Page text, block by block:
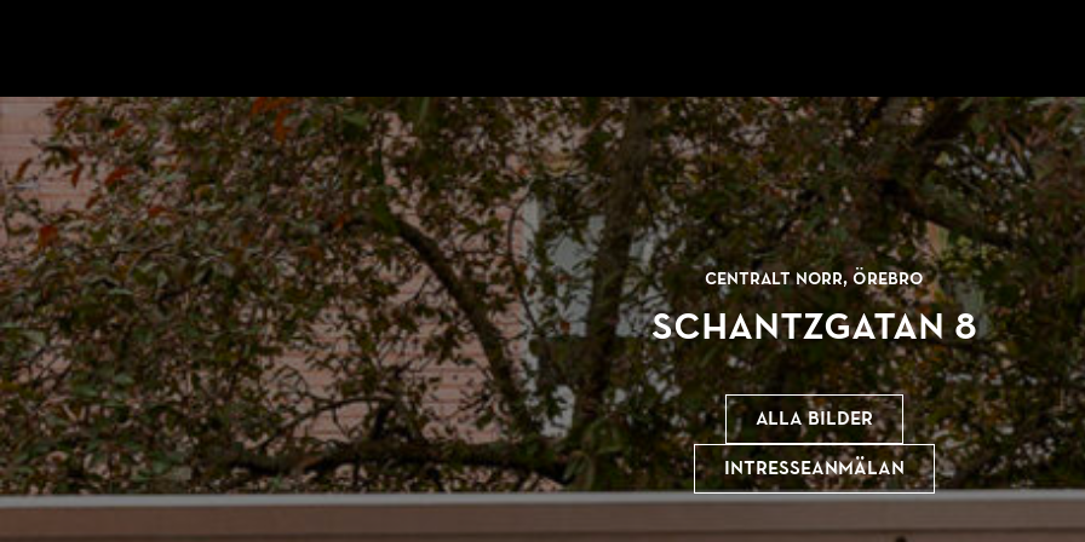
Centralt norr, Örebro
Schantzgatan 8
Alla bilder
Intresseanmälan